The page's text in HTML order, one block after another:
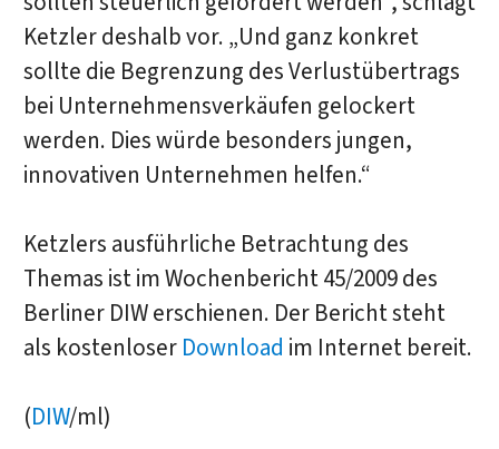
Ketzler deshalb vor. „Und ganz konkret
sollte die Begrenzung des Verlustübertrags
bei Unternehmensverkäufen gelockert
werden. Dies würde besonders jungen,
innovativen Unternehmen helfen.“
Ketzlers ausführliche Betrachtung des
Themas ist im Wochenbericht 45/2009 des
Berliner DIW erschienen. Der Bericht steht
als kostenloser Download im Internet bereit.
(DIW/ml)